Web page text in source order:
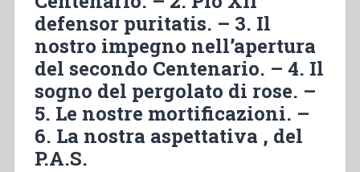
defensor puritatis. – 3. Il
nostro impegno nell’apertura
del secondo Centenario. – 4. Il
sogno del pergolato di rose. –
5. Le nostre mortificazioni. –
6. La nostra aspettativa , del
P.A.S.